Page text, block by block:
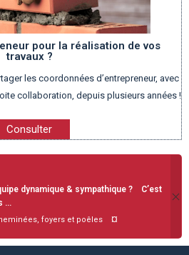
pour la réalisation de vos
travaux ?
les coordonnées d’entrepreneur, avec
collaboration, depuis plusieurs années !
Consulter
dynamique & sympathique ? C’est
…
foyers et poêles ¤